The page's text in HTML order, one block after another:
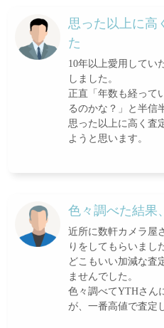
思った以上に高
た
10年以上愛用してい
しました。
正直「年数も経って
るのかな？」と半信
思った以上に高く査
ようと思います。
色々調べた結果
近所に数軒カメラ屋
りをしてもらいまし
どこもいい加減な査
ませんでした。
色々調べてYTHさん
が、一番高値で査定